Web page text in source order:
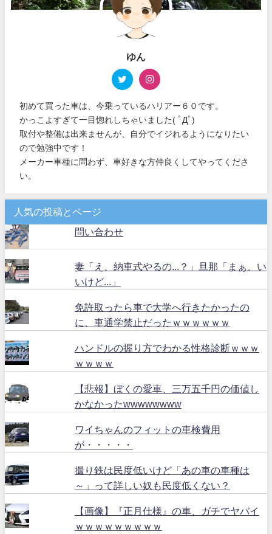
ゆん
初めて買った車は、今乗っているハリアー６０です。
かっこよすぎて一目惚れしちゃいました( ﾟДﾟ)
取付や整備は出来ませんが、自分でイジれるようになりたい
ので勉強中です！
メーカー車種に問わず、車好きな方仲良くしてやってくださ
い。
人気の投稿とページ
問い合わせ
妻「え、納車式やるの...？」旦那「まぁ、い
いけど...」
免許取ったら車で大学へ行きたかったの
に、車通学禁止だったｗｗｗｗｗｗ
ハンドルの握り方でわかる性格診断ｗｗｗ
ｗｗｗｗ
【悲報】ぼくの愛車、三万五千円の価値し
かなかったwwwwwwww
ワイちゃんのフィットの車検費用
が・・・・・
撮り鉄は民度低いけど「あの車の車種は
～」って詳しい奴も民度低くない？
【画像】『正月仕様』の車、ガチでヤバイ
ｗｗｗｗｗｗｗｗｗ